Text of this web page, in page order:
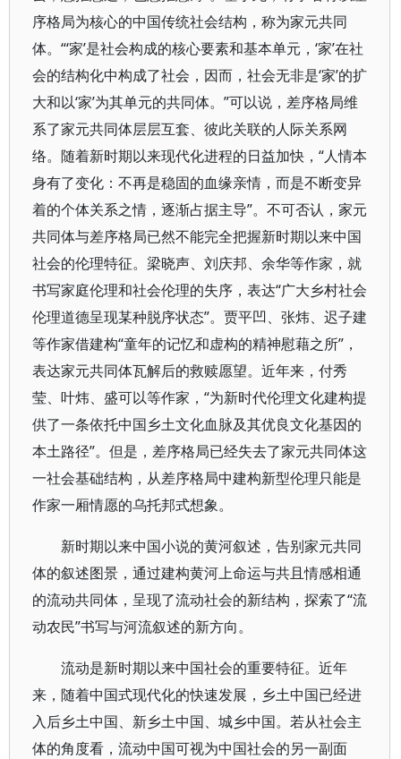
序格局为核心的中国传统社会结构，称为家元共同
体。“‘家’是社会构成的核心要素和基本单元，‘家’在社
会的结构化中构成了社会，因而，社会无非是‘家’的扩
大和以‘家’为其单元的共同体。”可以说，差序格局维
系了家元共同体层层互套、彼此关联的人际关系网
络。随着新时期以来现代化进程的日益加快，“人情本
身有了变化：不再是稳固的血缘亲情，而是不断变异
着的个体关系之情，逐渐占据主导”。不可否认，家元
共同体与差序格局已然不能完全把握新时期以来中国
社会的伦理特征。梁晓声、刘庆邦、余华等作家，就
书写家庭伦理和社会伦理的失序，表达“广大乡村社会
伦理道德呈现某种脱序状态”。贾平凹、张炜、迟子建
等作家借建构“童年的记忆和虚构的精神慰藉之所”，
表达家元共同体瓦解后的救赎愿望。近年来，付秀
莹、叶炜、盛可以等作家，“为新时代伦理文化建构提
供了一条依托中国乡土文化血脉及其优良文化基因的
本土路径”。但是，差序格局已经失去了家元共同体这
一社会基础结构，从差序格局中建构新型伦理只能是
作家一厢情愿的乌托邦式想象。
新时期以来中国小说的黄河叙述，告别家元共同
体的叙述图景，通过建构黄河上命运与共且情感相通
的流动共同体，呈现了流动社会的新结构，探索了“流
动农民”书写与河流叙述的新方向。
流动是新时期以来中国社会的重要特征。近年
来，随着中国式现代化的快速发展，乡土中国已经进
入后乡土中国、新乡土中国、城乡中国。若从社会主
体的角度看，流动中国可视为中国社会的另一副面